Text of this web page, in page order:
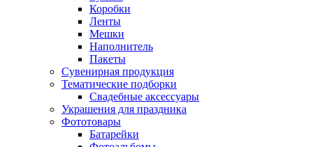
Коробки
Ленты
Мешки
Наполнитель
Пакеты
Сувенирная продукция
Тематические подборки
Свадебные аксессуары
Украшения для праздника
Фототовары
Батарейки